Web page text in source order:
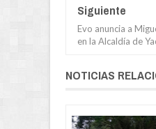
Siguiente
Evo anuncia a
en la Alcaldía de
NOTICIAS